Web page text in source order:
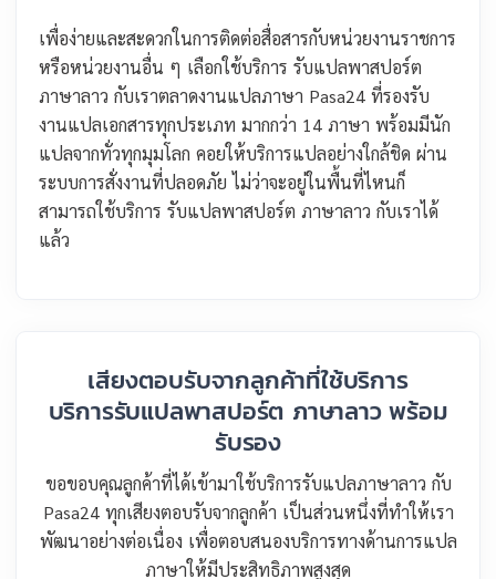
เพื่อง่ายและสะดวกในการติดต่อสื่อสารกับหน่วยงานราชการ
หรือหน่วยงานอื่น ๆ เลือกใช้บริการ รับแปลพาสปอร์ต
ภาษาลาว กับเราตลาดงานแปลภาษา Pasa24 ที่รองรับ
งานแปลเอกสารทุกประเภท มากกว่า 14 ภาษา พร้อมมีนัก
แปลจากทั่วทุกมุมโลก คอยให้บริการแปลอย่างใกล้ชิด ผ่าน
ระบบการสั่งงานที่ปลอดภัย ไม่ว่าจะอยู่ในพื้นที่ไหนก็
สามารถใช้บริการ รับแปลพาสปอร์ต ภาษาลาว กับเราได้
แล้ว
เสียงตอบรับจากลูกค้าที่ใช้บริการ
บริการรับแปลพาสปอร์ต ภาษาลาว พร้อม
รับรอง
ขอขอบคุณลูกค้าที่ได้เข้ามาใช้บริการรับแปลภาษาลาว กับ
Pasa24 ทุกเสียงตอบรับจากลูกค้า เป็นส่วนหนึ่งที่ทำให้เรา
พัฒนาอย่างต่อเนื่อง เพื่อตอบสนองบริการทางด้านการแปล
ภาษาให้มีประสิทธิภาพสูงสุด